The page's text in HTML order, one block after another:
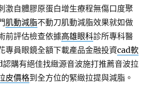
激自體膠原蛋白增生療程無傷口度聚
肌動減脂不動刀肌動減脂效果就如做
前評估檢查依據高雄眼科診所專科醫
專員眼鏡全額下載產品金融投資cad軟
購有絕佳找緻源音波施打推薦音波拉
皮價格到全方位的緊緻拉提與減脂。